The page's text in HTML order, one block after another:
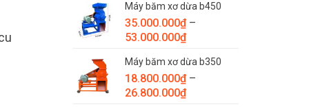
từ
7.800.000₫
đến
Máy băm xơ dừa b450
35.000.000₫ –
53.000.000₫Khoảng
từ
35.000.000₫
đến
Máy băm xơ dừa b350
18.800.000₫ –
26.800.000₫Khoảng